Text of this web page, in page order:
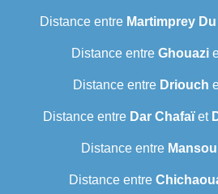
Distance entre Martimprey
Distance entre Ghouazi
Distance entre Driouch
Distance entre Dar Chafaïet
Distance entre
Distance entre